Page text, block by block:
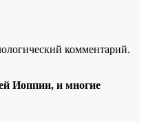
комментарий.
Иоппии, и многие